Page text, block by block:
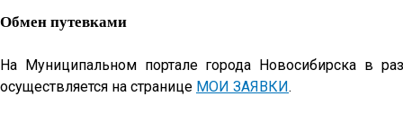
Обмен путевками
На Муниципальном портале города Новосибирска в
осуществляется на странице МОИ ЗАЯВКИ.